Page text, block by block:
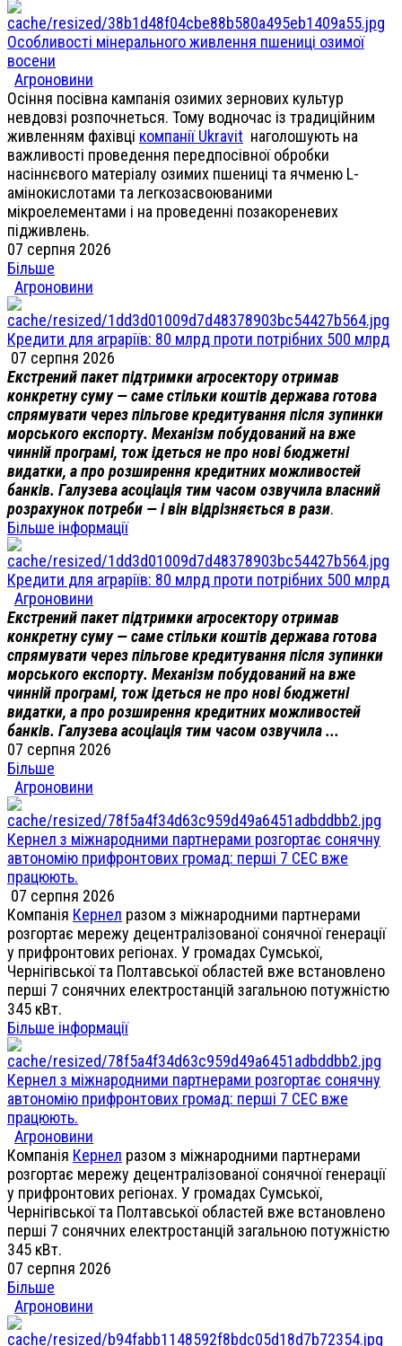
Особливості мінерального живлення пшениці озимої
восени
Агроновини
Осіння посівна кампанія озимих зернових культур
невдовзі розпочнеться. Тому водночас із традиційним
живленням фахівці компанії Ukravit наголошують на
важливості проведення передпосівної обробки
насіннєвого матеріалу озимих пшениці та ячменю L-
амінокислотами та легкозасвоюваними
мікроелементами і на проведенні позакореневих
підживлень.
07 серпня 2026
Більше
Агроновини
Кредити для аграріїв: 80 млрд проти потрібних 500 млрд
07 серпня 2026
Екстрений пакет підтримки агросектору отримав
конкретну суму — саме стільки коштів держава готова
спрямувати через пільгове кредитування після зупинки
морського експорту. Механізм побудований на вже
чинній програмі, тож ідеться не про нові бюджетні
видатки, а про розширення кредитних можливостей
банків. Галузева асоціація тим часом озвучила власний
розрахунок потреби — і він відрізняється в рази.
Більше інформації
Кредити для аграріїв: 80 млрд проти потрібних 500 млрд
Агроновини
Екстрений пакет підтримки агросектору отримав
конкретну суму — саме стільки коштів держава готова
спрямувати через пільгове кредитування після зупинки
морського експорту. Механізм побудований на вже
чинній програмі, тож ідеться не про нові бюджетні
видатки, а про розширення кредитних можливостей
банків. Галузева асоціація тим часом озвучила ...
07 серпня 2026
Більше
Агроновини
Кернел з міжнародними партнерами розгортає сонячну
автономію прифронтових громад: перші 7 СЕС вже
працюють.
07 серпня 2026
Компанія Кернел разом з міжнародними партнерами
розгортає мережу децентралізованої сонячної генерації
у прифронтових регіонах. У громадах Сумської,
Чернігівської та Полтавської областей вже встановлено
перші 7 сонячних електростанцій загальною потужністю
345 кВт.
Більше інформації
Кернел з міжнародними партнерами розгортає сонячну
автономію прифронтових громад: перші 7 СЕС вже
працюють.
Агроновини
Компанія Кернел разом з міжнародними партнерами
розгортає мережу децентралізованої сонячної генерації
у прифронтових регіонах. У громадах Сумської,
Чернігівської та Полтавської областей вже встановлено
перші 7 сонячних електростанцій загальною потужністю
345 кВт.
07 серпня 2026
Більше
Агроновини